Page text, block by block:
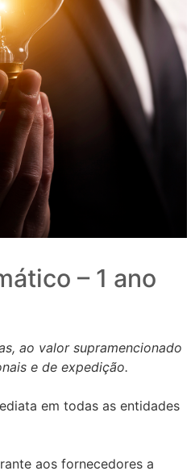
– 1 ano
ao valor supramencionado
e de expedição.
em todas as entidades
aos fornecedores a